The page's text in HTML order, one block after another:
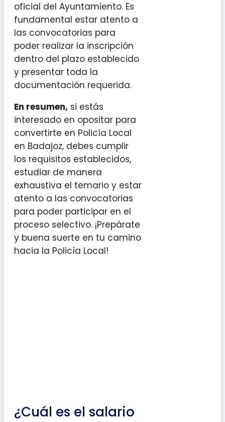
oficial del Ayuntamiento. Es
fundamental estar atento a
las convocatorias para
poder realizar la inscripción
dentro del plazo establecido
y presentar toda la
documentación requerida.
En resumen, si estás
interesado en opositar para
convertirte en Policía Local
en Badajoz, debes cumplir
los requisitos establecidos,
estudiar de manera
exhaustiva el temario y estar
atento a las convocatorias
para poder participar en el
proceso selectivo. ¡Prepárate
y buena suerte en tu camino
hacia la Policía Local!
¿Cuál es el salario